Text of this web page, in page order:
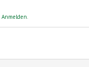
Anmelden.